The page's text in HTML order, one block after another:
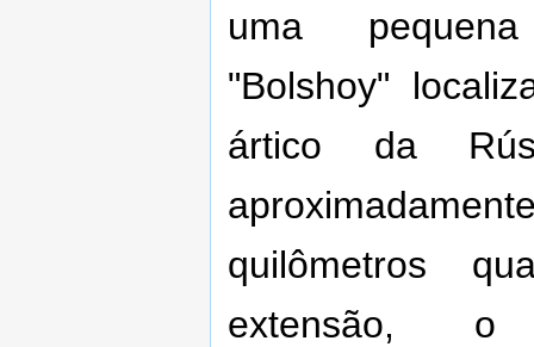
uma
"Bolshoy"
ártico da
quilômetros
extensão, o